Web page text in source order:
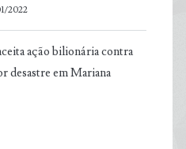
2022
ação bilionária contra
desastre em Mariana